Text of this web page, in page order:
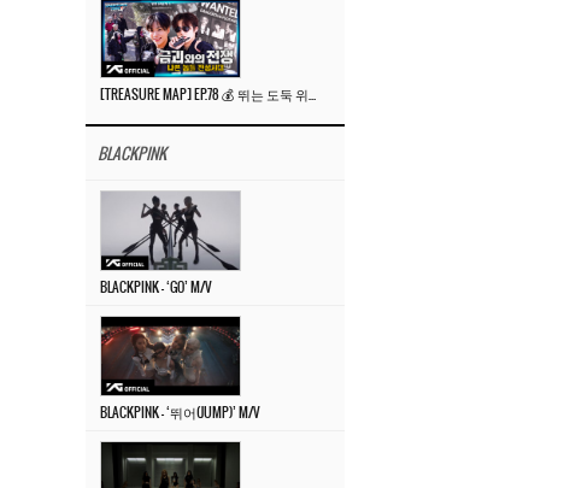
BLACKPINK
BLACKPINK – ‘GO’ M/V
BLACKPINK – ‘뛰어(JUMP)’ M/V